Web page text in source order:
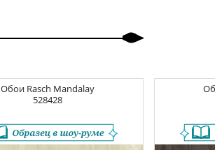
Обои Rasch Mandalay
528428